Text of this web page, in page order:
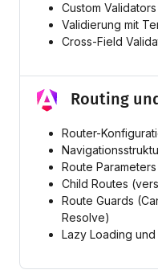
Custom
Validierung mit
Cross-Field
Routing
Router-
Route
Child Routes
Route Guards
Resolve)
Lazy Loading